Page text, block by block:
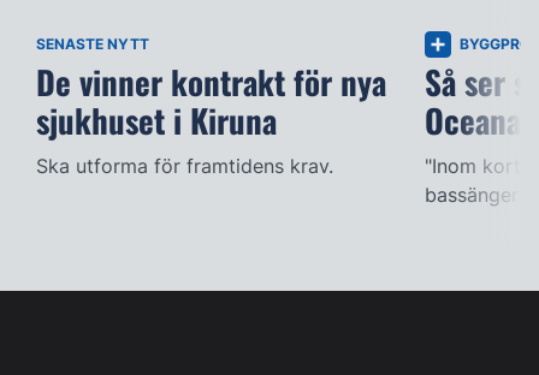
SENASTE NYTT
De vinner kontrakt för nya
sjukhuset i Kiruna
Ska utforma för framtidens krav.
Så ser
Oceana
"Inom kort